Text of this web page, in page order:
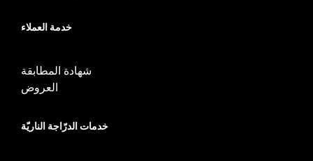
خدمة العملاء
شهادة المطابقة
العروض
خدمات الدرّاجة الناريّة